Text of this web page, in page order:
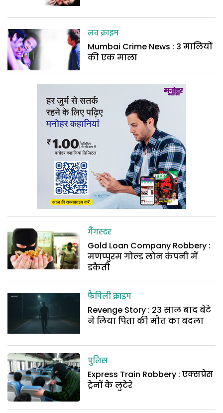
लव क्राइम
Mumbai Crime News : 3 मालियों
की एक माला
गैंगस्टर
Gold Loan Company Robbery :
मणप्पुरम गोल्ड लोन कंपनी में
डकैती
फैमिली क्राइम
Revenge Story : 23 साल बाद बेटे
ने लिया पिता की मौत का बदला
पुलिस
Express Train Robbery : एक्सप्रेस
ट्रेनों के लुटेरे